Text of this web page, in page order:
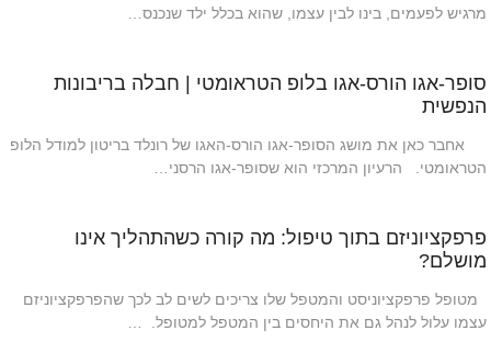
מרגיש לפעמים, בינו לבין עצמו, שהוא בכלל ילד שנכנס…
סופר-אגו הורס-אגו בלופ הטראומטי | חבלה בריבונות
הנפשית
אחבר כאן את מושג הסופר-אגו הורס-האגו של רונלד בריטון למודל הלופ
הטראומטי. הרעיון המרכזי הוא שסופר-אגו הרסני…
פרפקציוניזם בתוך טיפול: מה קורה כשהתהליך אינו
מושלם?
מטופל פרפקציוניסט והמטפל שלו צריכים לשים לב לכך שהפרפקציוניזם
עצמו עלול לנהל גם את היחסים בין המטפל למטופל. …